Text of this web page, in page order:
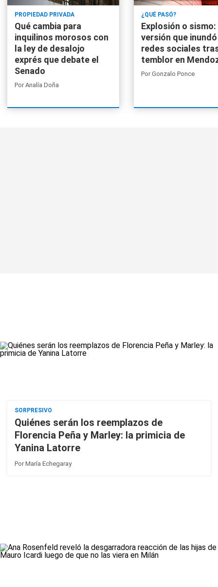
PROPIEDAD PRIVADA
Qué cambia para
inquilinos morosos con
la ley de desalojo
exprés que debate el
Senado
PorAnalía Doña
¿QUÉ PASÓ?
Explosión o sismo:
versión que
redes sociales
temblor en
PorGonzalo Ponce
SORPRESIVO
Quiénes serán los reemplazos de
Florencia Peña y Marley: la primicia de
Yanina Latorre
PorMaría Echegaray